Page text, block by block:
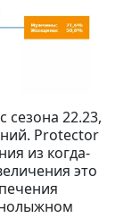
22.23,
Protector
из когда-
это